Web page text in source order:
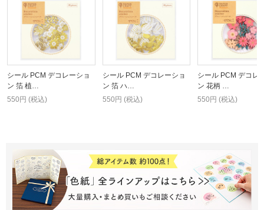
シール PCM デコレーショ
ン 箔 植…
550円 (税込)
シール PCM デコレーショ
ン 箔 ハ…
550円 (税込)
シール PCM デコレ
ン 花柄 …
550円 (税込)